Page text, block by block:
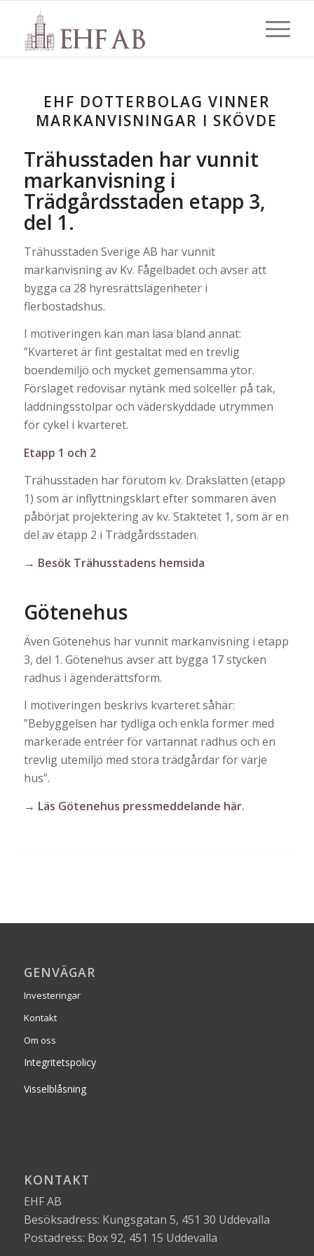
EHF DOTTERBOLAG VINNER
MARKANVISNINGAR I SKÖVDE
Trähusstaden har vunnit
markanvisning i
Trädgårdsstaden etapp 3,
del 1.
Trähusstaden Sverige AB har vunnit
markanvisning av Kv. Fågelbadet och avser att
bygga ca 28 hyresrättslägenheter i
flerbostadshus.
I motiveringen kan man läsa bland annat:
”Kvarteret är fint gestaltat med en trevlig
boendemiljö och mycket gemensamma ytor.
Förslaget redovisar nytänk med solceller på tak,
laddningsstolpar och väderskyddade utrymmen
för cykel i kvarteret.
Etapp 1 och 2
Trähusstaden har förutom kv. Drakslätten (etapp
1) som är inflyttningsklart efter sommaren även
påbörjat projektering av kv. Staktetet 1, som är en
del av etapp 2 i Trädgårdsstaden.
→ Besök Trähusstadens hemsida
Götenehus
Även Götenehus har vunnit markanvisning i etapp
3, del 1. Götenehus avser att bygga 17 stycken
radhus i ägenderättsform.
I motiveringen beskrivs kvarteret såhär:
”Bebyggelsen har tydliga och enkla former med
markerade entréer för vartannat radhus och en
trevlig utemiljö med stora trädgårdar för varje
hus”.
→ Läs Götenehus pressmeddelande här.
GENVÄGAR
Investeringar
Kontakt
Om oss
Integritetspolicy
Visselblåsning
KONTAKT
EHF AB
Besöksadress: Kungsgatan 5, 451 30 Uddevalla
Postadress: Box 92, 451 15 Uddevalla